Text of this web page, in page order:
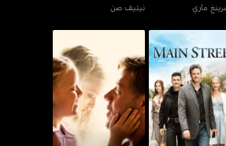
ماري نيتيف صن
ماين ستريت فاذرز أند دوترز